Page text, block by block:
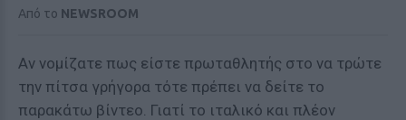
Από το NEWSROOM
Αν νομίζατε πως είστε πρωταθλητής στο να τρώτε
την πίτσα γρήγορα τότε πρέπει να δείτε το
παρακάτω βίντεο. Γιατί το ιταλικό και πλέον